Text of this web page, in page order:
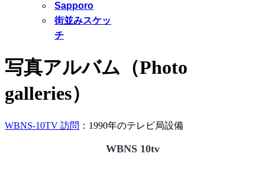
Sapporo
街並みスケッ
チ
写真アルバム（Photo
galleries）
WBNS-10TV 訪問 ：1990年のテレビ局設備
WBNS 10tv